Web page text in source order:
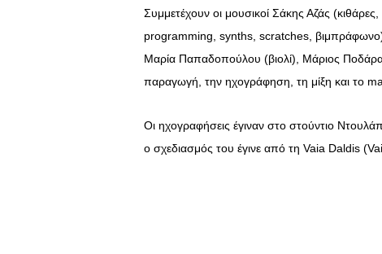
Συμμετέχουν οι μουσικοί Σάκης Αζάς
programming, synths, scratches,
Μαρία Παπαδοπούλου (βιολί), Μάριος
παραγωγή, την ηχογράφηση, τη μίξη και το
Οι ηχογραφήσεις έγιναν στο στούντιο
ο σχεδιασμός του έγινε από τη Vaia Daldis